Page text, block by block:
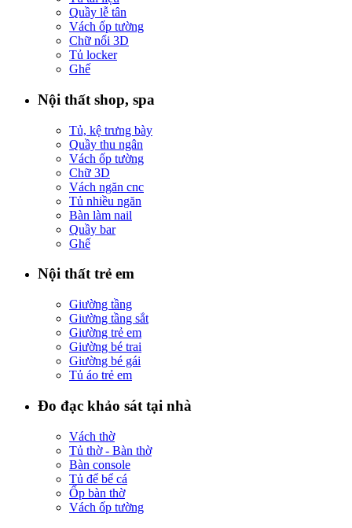
Quầy lễ tân
Vách ốp tường
Chữ nổi 3D
Tủ locker
Ghế
Nội thất shop, spa
Tủ, kệ trưng bày
Quầy thu ngân
Vách ốp tường
Chữ 3D
Vách ngăn cnc
Tủ nhiều ngăn
Bàn làm nail
Quầy bar
Ghế
Nội thất trẻ em
Giường tầng
Giường tầng sắt
Giường trẻ em
Giường bé trai
Giường bé gái
Tủ áo trẻ em
Đo đạc khảo sát tại nhà
Vách thờ
Tủ thờ - Bàn thờ
Bàn console
Tủ để bể cá
Ốp bàn thờ
Vách ốp tường